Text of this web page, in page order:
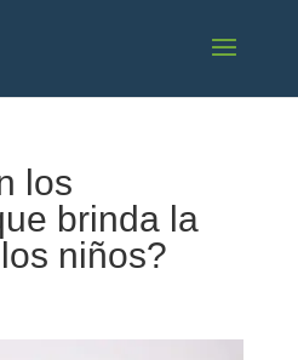
los
brinda la
niños?